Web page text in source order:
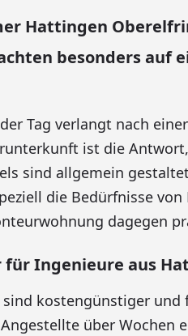
Hattingen
besonders auf
Tag verlangt nach
ist die
sind allgemein
die Bedürfnisse
dagegen
für Ingenieure aus
kostengünstiger und
über Wochen